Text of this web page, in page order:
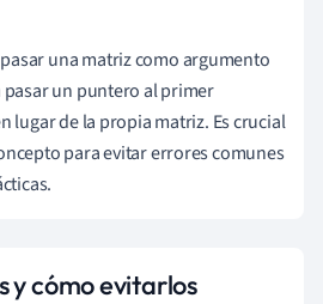
una matriz como argumento
un puntero al primer
lugar de la propia matriz. Es crucial
para evitar errores comunes
y cómo evitarlos